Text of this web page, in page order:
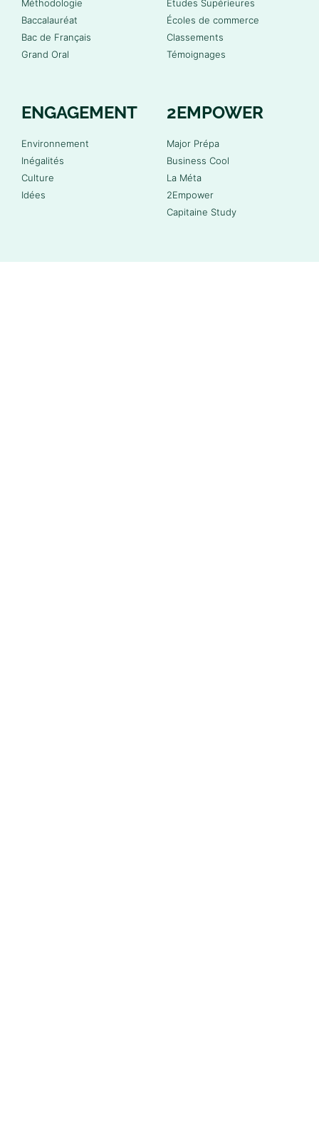
Méthodologie
Baccalauréat
Bac de Français
Grand Oral
Études Supérieures
Écoles de commerce
Classements
Témoignages
ENGAGEMENT
Environnement
Inégalités
Culture
Idées
2EMPOWER
Major Prépa
Business Cool
La Méta
2Empower
Capitaine Study